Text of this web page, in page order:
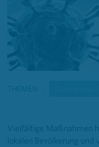
THEMEN
Vielfältige Maßnahmen
lokalen Bevölkerung